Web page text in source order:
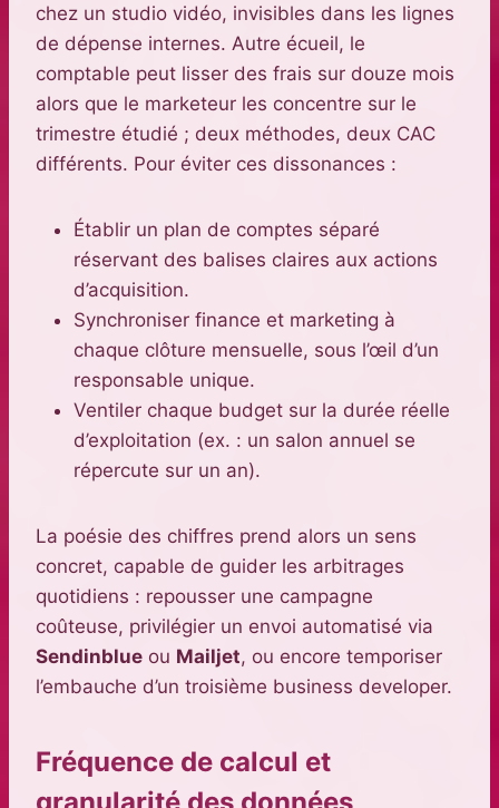
chez un studio vidéo, invisibles dans les lignes
de dépense internes. Autre écueil, le
comptable peut lisser des frais sur douze mois
alors que le marketeur les concentre sur le
trimestre étudié ; deux méthodes, deux CAC
différents. Pour éviter ces dissonances :
Établir un plan de comptes séparé
réservant des balises claires aux actions
d’acquisition.
Synchroniser finance et marketing à
chaque clôture mensuelle, sous l’œil d’un
responsable unique.
Ventiler chaque budget sur la durée réelle
d’exploitation (ex. : un salon annuel se
répercute sur un an).
La poésie des chiffres prend alors un sens
concret, capable de guider les arbitrages
quotidiens : repousser une campagne
coûteuse, privilégier un envoi automatisé via
Sendinblue ou Mailjet, ou encore temporiser
l’embauche d’un troisième business developer.
Fréquence de calcul et